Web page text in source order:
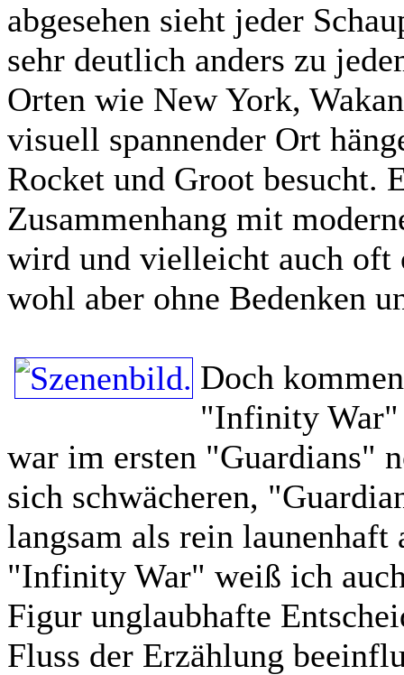
abgesehen sieht jeder
sehr deutlich anders zu
Orten wie New York,
visuell spannender Ort
Rocket und Groot besucht.
Zusammenhang mit
wird und vielleicht auch oft
wohl aber ohne Bedenken
Doch
"Infinity War"
war im ersten "Guardians"
sich schwächeren,
langsam als rein
"Infinity War" weiß ich
Figur unglaubhafte
Fluss der Erzählung